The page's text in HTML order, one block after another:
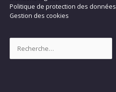
Politique de protection des données
Gestion des cookies